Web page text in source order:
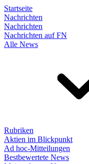
Startseite
Nachrichten
Nachrichten
Nachrichten auf FN
Alle News
Rubriken
Aktien im Blickpunkt
Ad hoc-Mitteilungen
Bestbewertete News